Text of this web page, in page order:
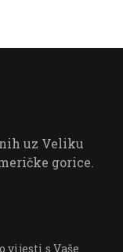
uz Veliku
gorice.
vijesti s Vaše